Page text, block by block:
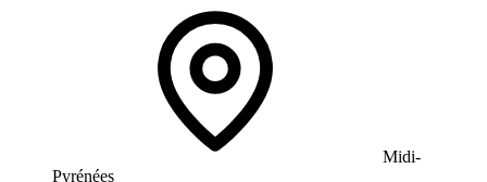
Midi-
Pyrénées